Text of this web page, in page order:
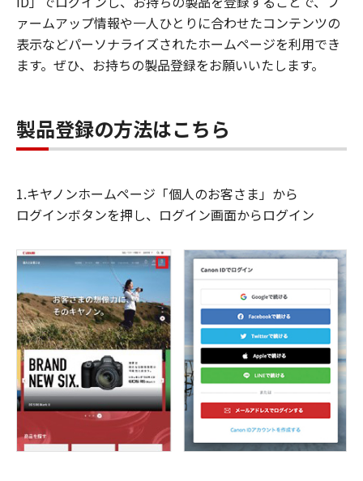
ァームアップ情報や一人ひとりに合わせたコンテンツの
表示などパーソナライズされたホームページを利用でき
ます。ぜひ、お持ちの製品登録をお願いいたします。
製品登録の方法はこちら
1.キヤノンホームページ「個人のお客さま」から
ログインボタンを押し、ログイン画面からログイン